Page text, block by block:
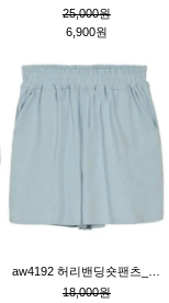
25,000원
6,900원
18,000원